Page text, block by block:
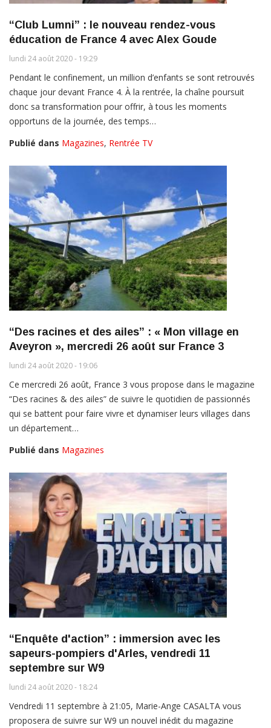
“Club Lumni” : le nouveau rendez-vous
éducation de France 4 avec Alex Goude
lundi 24 août 2020 - 19:29
Pendant le confinement, un million d’enfants se sont retrouvés
chaque jour devant France 4. À la rentrée, la chaîne poursuit
donc sa transformation pour offrir, à tous les moments
opportuns de la journée, des temps…
Publié dans Magazines, Rentrée TV
“Des racines et des ailes” : « Mon village en
Aveyron », mercredi 26 août sur France 3
lundi 24 août 2020 - 19:06
Ce mercredi 26 août, France 3 vous propose dans le magazine
“Des racines & des ailes” de suivre le quotidien de passionnés
qui se battent pour faire vivre et dynamiser leurs villages dans
un département…
Publié dans Magazines
“Enquête d'action” : immersion avec les
sapeurs-pompiers d'Arles, vendredi 11
septembre sur W9
lundi 24 août 2020 - 18:24
Vendredi 11 septembre à 21:05, Marie-Ange CASALTA vous
proposera de suivre sur W9 un nouvel inédit du magazine